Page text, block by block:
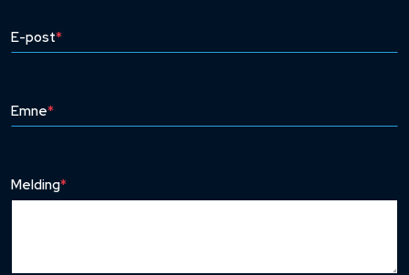
E-post*
Emne*
Melding*